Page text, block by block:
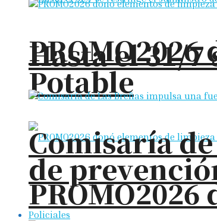
Hasta el 31/
Potable
Comisaría
de
Policiales